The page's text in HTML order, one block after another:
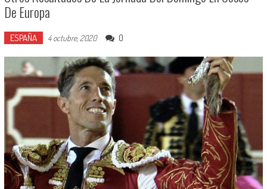
De Europa
ESPAÑA 4 octubre, 2020 0